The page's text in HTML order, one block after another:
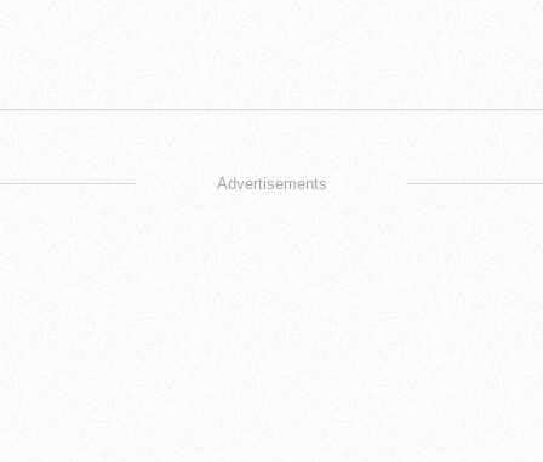
Advertisements